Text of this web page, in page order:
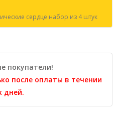
сердце набор из 4 штук
покупатели!
после оплаты в течении
дней.